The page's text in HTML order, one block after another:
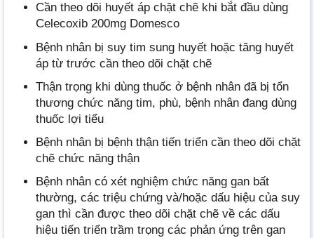
Cần theo dõi huyết áp chặt chẽ khi bắt đầu dùng
Celecoxib 200mg Domesco
Bệnh nhân bị suy tim sung huyết hoặc tăng huyết
áp từ trước cần theo dõi chặt chẽ
Thận trọng khi dùng thuốc ở bệnh nhân đã bị tổn
thương chức năng tim, phù, bệnh nhân đang dùng
thuốc lợi tiểu
Bệnh nhân bị bệnh thận tiến triển cần theo dõi chặt
chẽ chức năng thận
Bệnh nhân có xét nghiệm chức năng gan bất
thường, các triệu chứng và/hoặc dấu hiệu của suy
gan thì cần được theo dõi chặt chẽ về các dấu
hiệu tiến triển trầm trọng các phản ứng trên gan